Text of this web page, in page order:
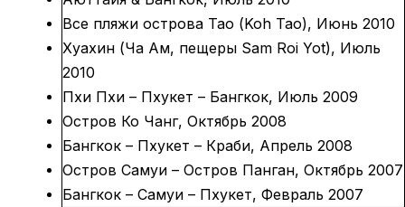
Все пляжи острова Тао (Koh Tao), Июнь 2010
Хуахин (Ча Ам, пещеры Sam Roi Yot), Июль
2010
Пхи Пхи – Пхукет – Бангкок, Июль 2009
Остров Ко Чанг, Октябрь 2008
Бангкок – Пхукет – Краби, Апрель 2008
Остров Самуи – Остров Панган, Октябрь 2007
Бангкок – Самуи – Пхукет, Февраль 2007